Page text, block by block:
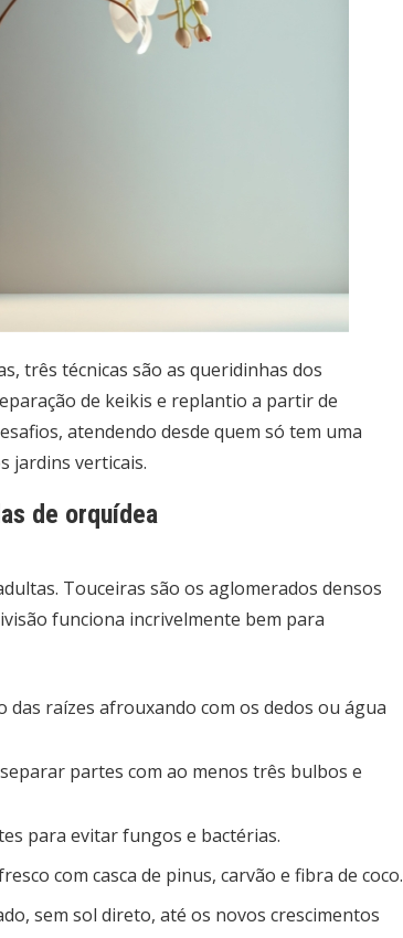
três técnicas são as queridinhas dos
de keikis e replantio a partir de
atendendo desde quem só tem uma
jardins verticais.
de orquídea
Touceiras são os aglomerados densos
funciona incrivelmente bem para
das raízes afrouxando com os dedos ou água
partes com ao menos três bulbos e
para evitar fungos e bactérias.
com casca de pinus, carvão e fibra de coco.
sem sol direto, até os novos crescimentos